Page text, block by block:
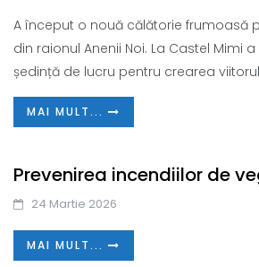
A început o nouă călătorie frumoasă
din raionul Anenii Noi. La Castel Mimi
ședință de lucru pentru crearea
MAI MULT...
Prevenirea incendiilor de
24 Martie 2026
MAI MULT...